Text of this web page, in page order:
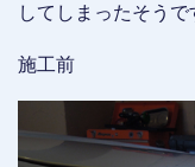
してしまったそうで
施工前